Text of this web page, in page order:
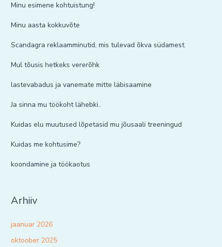
Minu esimene kohtuistung!
Minu aasta kokkuvõte
Scandagra reklaamminutid, mis tulevad õkva südamest.
Mul tõusis hetkeks vererõhk
lastevabadus ja vanemate mitte läbisaamine
Ja sinna mu töökoht lähebki..
Kuidas elu muutused lõpetasid mu jõusaali treeningud
Kuidas me kohtusime?
koondamine ja töökaotus
Arhiiv
jaanuar 2026
oktoober 2025